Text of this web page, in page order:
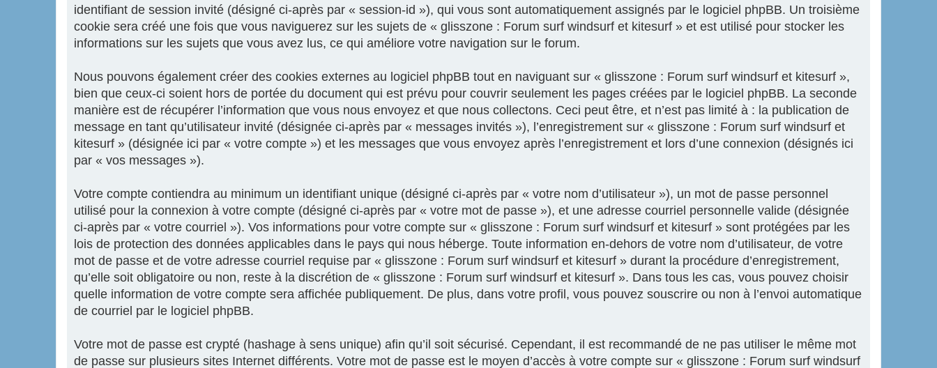
identifiant de session invité (désigné ci-après par « session-id »), qui vous sont automatiquement assignés par le logiciel phpBB. Un troisième
cookie sera créé une fois que vous naviguerez sur les sujets de « glisszone : Forum surf windsurf et kitesurf » et est utilisé pour stocker les
informations sur les sujets que vous avez lus, ce qui améliore votre navigation sur le forum.
Nous pouvons également créer des cookies externes au logiciel phpBB tout en naviguant sur « glisszone : Forum surf windsurf et kitesurf »,
bien que ceux-ci soient hors de portée du document qui est prévu pour couvrir seulement les pages créées par le logiciel phpBB. La seconde
manière est de récupérer l’information que vous nous envoyez et que nous collectons. Ceci peut être, et n’est pas limité à : la publication de
message en tant qu’utilisateur invité (désignée ci-après par « messages invités »), l’enregistrement sur « glisszone : Forum surf windsurf et
kitesurf » (désignée ici par « votre compte ») et les messages que vous envoyez après l’enregistrement et lors d’une connexion (désignés ici
par « vos messages »).
Votre compte contiendra au minimum un identifiant unique (désigné ci-après par « votre nom d’utilisateur »), un mot de passe personnel
utilisé pour la connexion à votre compte (désigné ci-après par « votre mot de passe »), et une adresse courriel personnelle valide (désignée
ci-après par « votre courriel »). Vos informations pour votre compte sur « glisszone : Forum surf windsurf et kitesurf » sont protégées par les
lois de protection des données applicables dans le pays qui nous héberge. Toute information en-dehors de votre nom d’utilisateur, de votre
mot de passe et de votre adresse courriel requise par « glisszone : Forum surf windsurf et kitesurf » durant la procédure d’enregistrement,
qu’elle soit obligatoire ou non, reste à la discrétion de « glisszone : Forum surf windsurf et kitesurf ». Dans tous les cas, vous pouvez choisir
quelle information de votre compte sera affichée publiquement. De plus, dans votre profil, vous pouvez souscrire ou non à l’envoi automatique
de courriel par le logiciel phpBB.
Votre mot de passe est crypté (hashage à sens unique) afin qu’il soit sécurisé. Cependant, il est recommandé de ne pas utiliser le même mot
de passe sur plusieurs sites Internet différents. Votre mot de passe est le moyen d’accès à votre compte sur « glisszone : Forum surf windsurf